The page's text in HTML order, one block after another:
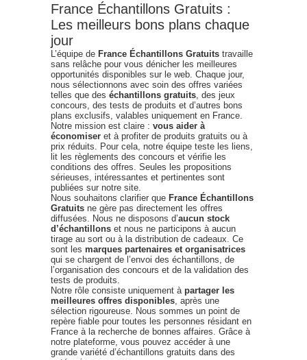
France Échantillons Gratuits :
Les meilleurs bons plans chaque
jour
L’équipe de France Échantillons Gratuits travaille
sans relâche pour vous dénicher les meilleures
opportunités disponibles sur le web. Chaque jour,
nous sélectionnons avec soin des offres variées
telles que des échantillons gratuits , des jeux
concours, des tests de produits et d’autres bons
plans exclusifs, valables uniquement en France.
Notre mission est claire : vous aider à
économiser et à profiter de produits gratuits ou à
prix réduits. Pour cela, notre équipe teste les liens,
lit les règlements des concours et vérifie les
conditions des offres. Seules les propositions
sérieuses, intéressantes et pertinentes sont
publiées sur notre site.
Nous souhaitons clarifier que France Échantillons
Gratuits ne gère pas directement les offres
diffusées. Nous ne disposons d’aucun stock
d’échantillons et nous ne participons à aucun
tirage au sort ou à la distribution de cadeaux. Ce
sont les marques partenaires et organisatrices
qui se chargent de l’envoi des échantillons, de
l’organisation des concours et de la validation des
tests de produits.
Notre rôle consiste uniquement à partager les
meilleures offres disponibles , après une
sélection rigoureuse. Nous sommes un point de
repère fiable pour toutes les personnes résidant en
France à la recherche de bonnes affaires. Grâce à
notre plateforme, vous pouvez accéder à une
grande variété d’échantillons gratuits dans des